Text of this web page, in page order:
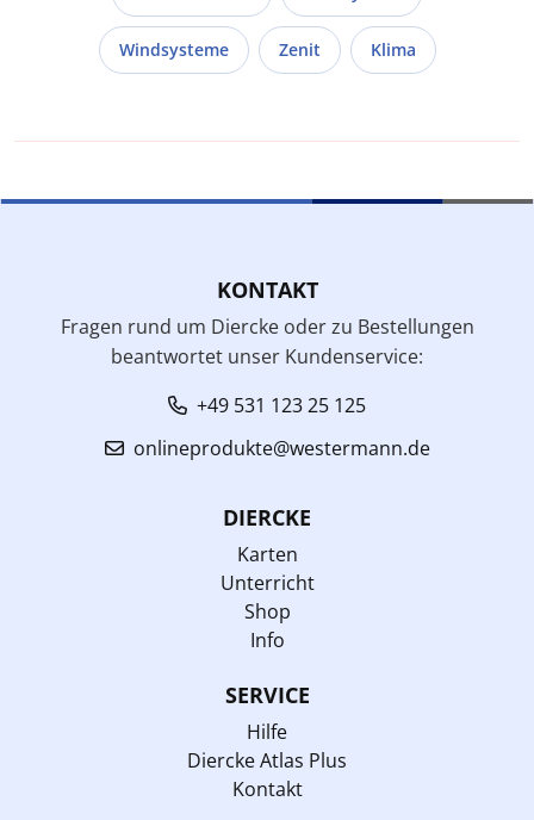
Windsysteme Zenit Klima
KONTAKT
Fragen rund um Diercke oder zu Bestellungen
beantwortet unser Kundenservice:
+49 531 123 25 125
onlineprodukte@westermann.de
DIERCKE
Karten
Unterricht
Shop
Info
SERVICE
Hilfe
Diercke Atlas Plus
Kontakt